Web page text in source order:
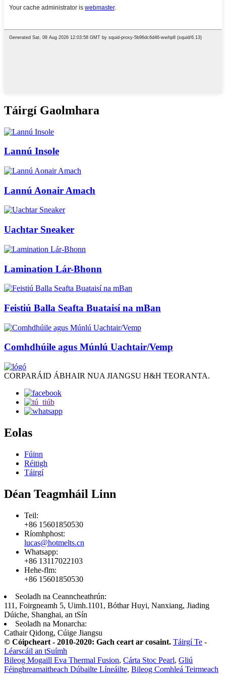
Táirgí Gaolmhara
Lannú Insole
Lannú Aonair Amach
Uachtar Sneaker
Lamination Lár-Bhonn
Feistiú Balla Seafta Buataisí na mBan
Comhdhúile agus Múnlú Uachtair/Vemp
CORPARÁID ÁBHAIR NUA JIANGSU H&H TEORANTA.
Eolas
Fúinn
Réitigh
Táirgí
Déan Teagmháil Linn
Teil:
+86 15601850530
Ríomhphost:
lucas@hotmelts.cn
Whatsapp:
+86 13117022103
Hehe-flm:
+86 15601850530
Seoladh na Ceanncheathrún:
111, Foirgneamh 5, Uimh.1101, Bóthar Huyi, Nanxiang, Jiading
Dúiche, Shanghai, an tSín
Seoladh na Monarcha:
Cathair Qidong, Cúige Jiangsu
© Cóipcheart - 2010-2020: Gach ceart ar cosaint. Táirgí Te -
Léarscáil an tSuímh
Bileog Mogaill Eva Thermal Fusion, Cárta Stoc Pearl, Gliú
Féinghreamaitheach Dúbailte Líneáilte, Bileog Comhleá Teirmeach